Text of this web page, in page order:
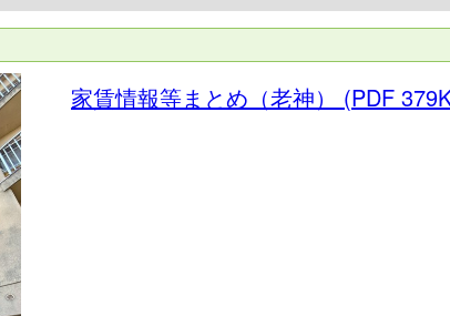
家賃情報等まとめ（老神） (PDF